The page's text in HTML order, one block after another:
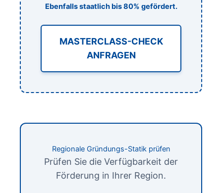
Ebenfalls staatlich bis 80% gefördert.
MASTERCLASS-CHECK
ANFRAGEN
Regionale Gründungs-Statik prüfen
Prüfen Sie die Verfügbarkeit der
Förderung in Ihrer Region.